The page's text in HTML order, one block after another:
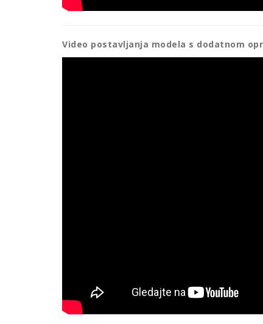
Video postavljanja modela s dodatnom